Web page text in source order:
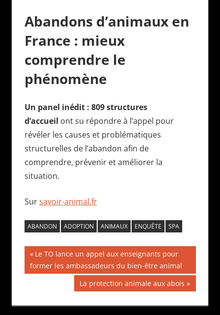
Abandons d’animaux en
France : mieux
comprendre le
phénomène
Un panel inédit : 809 structures
d’accueil ont su répondre à l’appel pour
révéler les causes et problématiques
structurelles de l’abandon afin de
comprendre, prévenir et améliorer la
situation.
Sursavoir-animal.fr
ABANDON ADOPTION ANIMAUX ENQUÊTE SPA
Navigation
de
l’article
Publication
précédente :
Le TO lance un appel aux enseignants pour
former les ambassadeurs du bien-être animal
Publication
suivante :
La protection animale aux abois